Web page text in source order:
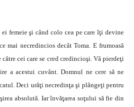
femeie şi când colo cea pe care îţi devine
mai necredincios decât Toma. E frumoasă
cei care se cred credincioşi. Vă pierdeţi
a acestui cuvânt. Domnul ne cere să ne
Deci urâţi necredinţa şi plângeţi pentru
absolută. Iar învăţarea soţului să fie din